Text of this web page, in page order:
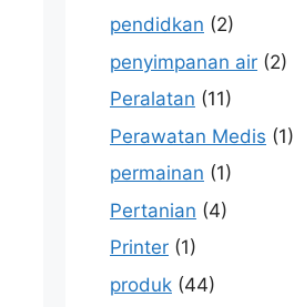
pendidkan (2)
penyimpanan air (2)
Peralatan (11)
Perawatan Medis (1)
permainan (1)
Pertanian (4)
Printer (1)
produk (44)